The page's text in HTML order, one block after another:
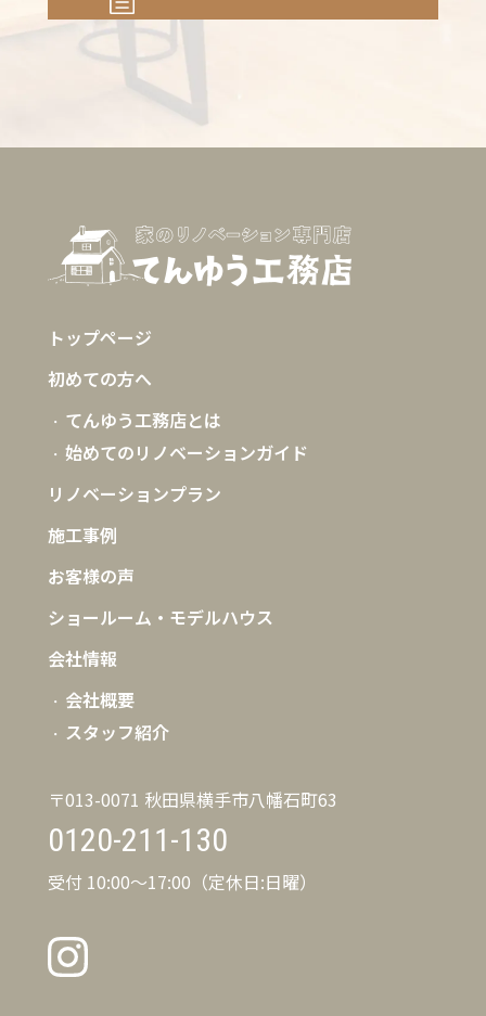
トップページ
初めての方へ
てんゆう工務店とは
始めてのリノベーションガイド
リノベーションプラン
施工事例
お客様の声
ショールーム・モデルハウス
会社情報
会社概要
スタッフ紹介
〒013-0071 秋田県横手市八幡石町63
0120-211-130
受付 10:00〜17:00（定休日:日曜）